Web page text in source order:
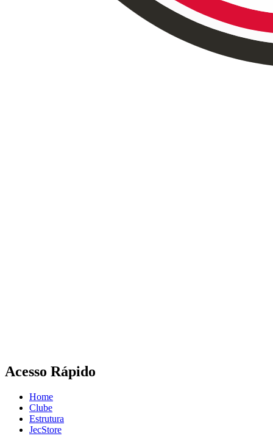
Acesso Rápido
Home
Clube
Estrutura
JecStore